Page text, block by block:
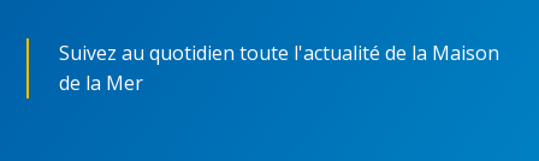
Suivez au quotidien toute l'actualité de la Maison
de la Mer